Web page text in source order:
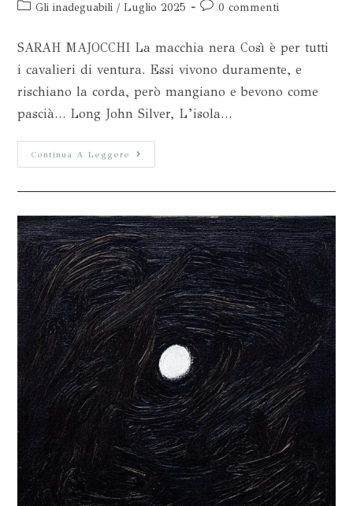
Gli inadeguabili / Luglio 2025 0 commenti
SARAH MAJOCCHI La macchia nera Così è per tutti
i cavalieri di ventura. Essi vivono duramente, e
rischiano la corda, però mangiano e bevono come
pascià… Long John Silver, L’isola…
Continua A Leggere